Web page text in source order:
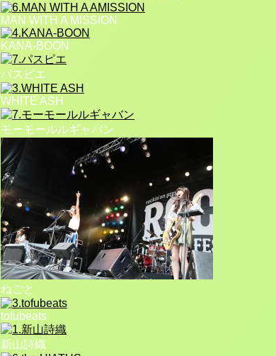
MAN WITH A MISSION
KANA-BOON
パスピエ
WHITE ASH
モーモールルギャバン
ねごと
tofubeats
新山詩織